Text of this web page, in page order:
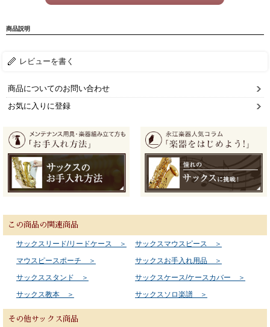
商品説明
レビューを書く
商品についてのお問い合わせ
お気に入りに登録
この商品の関連商品
サックスリード/リードケース ＞
サックスマウスピース ＞
マウスピースポーチ ＞
サックスお手入れ用品 ＞
サックススタンド ＞
サックスケース/ケースカバー ＞
サックス教本 ＞
サックスソロ楽譜 ＞
その他サックス商品